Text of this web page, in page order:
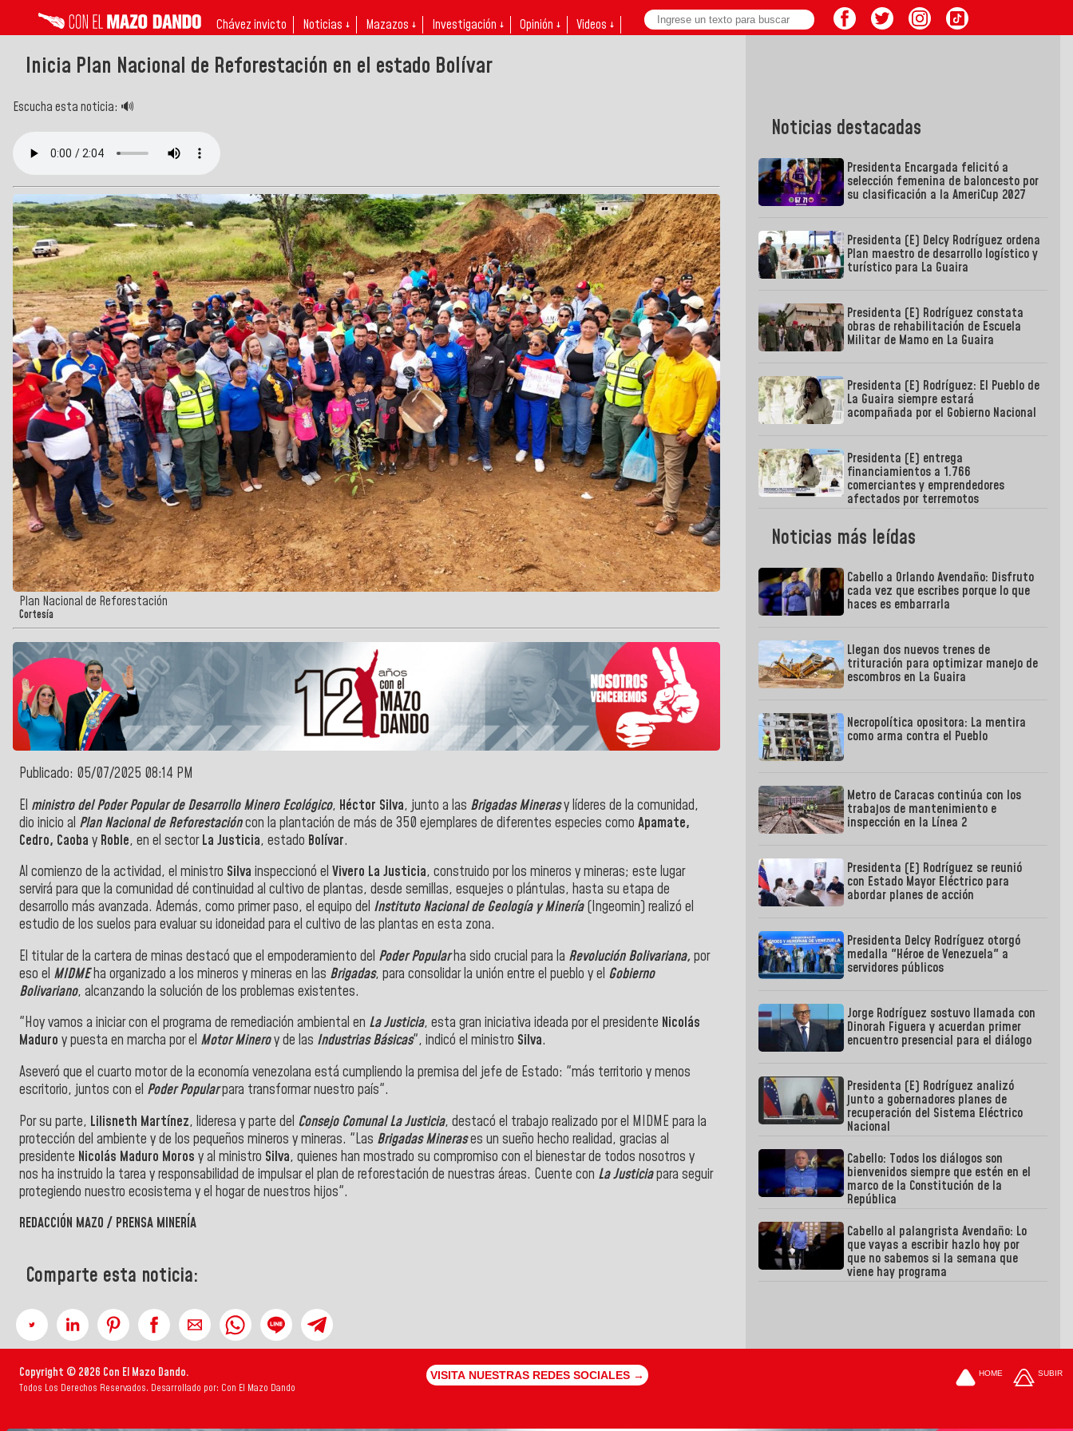
Chávez invicto Noticias ↓ Mazazos ↓ Investigación ↓ Opinión ↓ Videos ↓
Inicia Plan Nacional de Reforestación en el estado Bolívar
Escucha esta noticia: 🔊
Plan Nacional de Reforestación
Cortesía
Publicado: 05/07/2025 08:14 PM
El ministro del Poder Popular de Desarrollo Minero Ecológico, Héctor Silva, junto a las Brigadas Minerasy líderes de la comunidad,
dio inicio al Plan Nacional de Reforestacióncon la plantación de más de 350 ejemplares de diferentes especies como Apamate,
Cedro, Caoba y Roble, en el sectorLa Justicia, estado Bolívar.
Al comienzo de la actividad, el ministro Silva inspeccionó el Vivero La Justicia, construido por los mineros y mineras; este lugar
servirá para que la comunidad dé continuidad al cultivo de plantas, desde semillas, esquejes o plántulas, hasta su etapa de
desarrollo más avanzada. Además, como primer paso, el equipo del Instituto Nacional de Geología y Minería(Ingeomin) realizó el
estudio de los suelos para evaluar su idoneidad para el cultivo de las plantas en esta zona.
El titular de la cartera de minas destacó que el empoderamiento del Poder Popularha sido crucial para la Revolución Bolivariana, por
eso el MIDMEha organizado a los mineros y mineras en las Brigadas, para consolidar la unión entre el pueblo y el Gobierno
Bolivariano, alcanzando la solución de los problemas existentes.
"Hoy vamos a iniciar con el programa de remediación ambiental en La Justicia, esta gran iniciativa ideada por el presidente Nicolás
Maduro y puesta en marcha por el Motor Mineroy de las Industrias Básicas", indicó el ministro Silva.
Aseveró que el cuarto motor de la economía venezolana está cumpliendo la premisa del jefe de Estado: "más territorio y menos
escritorio, juntos con el Poder Popularpara transformar nuestro país".
Por su parte, Lilisneth Martínez, lideresa y parte del Consejo Comunal La Justicia, destacó el trabajo realizado por el MIDME para la
protección del ambiente y de los pequeños mineros y mineras. "Las Brigadas Minerases un sueño hecho realidad, gracias al
presidente Nicolás Maduro Moros y al ministro Silva, quienes han mostrado su compromiso con el bienestar de todos nosotros y
nos ha instruido la tarea y responsabilidad de impulsar el plan de reforestación de nuestras áreas. Cuente con La Justiciapara seguir
protegiendo nuestro ecosistema y el hogar de nuestros hijos".
REDACCIÓN MAZO / PRENSA MINERÍA
Comparte esta noticia:
Noticias destacadas
Presidenta Encargada felicitó a
selección femenina de baloncesto por
su clasificación a la AmeriCup 2027
Presidenta (E) Delcy Rodríguez ordena
Plan maestro de desarrollo logístico y
turístico para La Guaira
Presidenta (E) Rodríguez constata
obras de rehabilitación de Escuela
Militar de Mamo en La Guaira
Presidenta (E) Rodríguez: El Pueblo de
La Guaira siempre estará
acompañada por el Gobierno Nacional
Presidenta (E) entrega
financiamientos a 1.766
comerciantes y emprendedores
afectados por terremotos
Noticias más leídas
Cabello a Orlando Avendaño: Disfruto
cada vez que escribes porque lo que
haces es embarrarla
Llegan dos nuevos trenes de
trituración para optimizar manejo de
escombros en La Guaira
Necropolítica opositora: La mentira
como arma contra el Pueblo
Metro de Caracas continúa con los
trabajos de mantenimiento e
inspección en la Línea 2
Presidenta (E) Rodríguez se reunió
con Estado Mayor Eléctrico para
abordar planes de acción
Presidenta Delcy Rodríguez otorgó
medalla "Héroe de Venezuela" a
servidores públicos
Jorge Rodríguez sostuvo llamada con
Dinorah Figuera y acuerdan primer
encuentro presencial para el diálogo
Presidenta (E) Rodríguez analizó
junto a gobernadores planes de
recuperación del Sistema Eléctrico
Nacional
Cabello: Todos los diálogos son
bienvenidos siempre que estén en el
marco de la Constitución de la
República
Cabello al palangrista Avendaño: Lo
que vayas a escribir hazlo hoy por
que no sabemos si la semana que
viene hay programa
Copyright © 2026 Con El Mazo Dando.
Todos Los Derechos Reservados. Desarrollado por: Con El Mazo Dando
VISITA NUESTRAS REDES SOCIALES → HOME SUBIR